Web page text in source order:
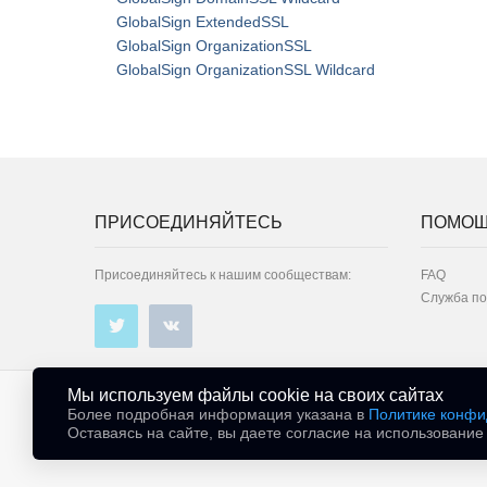
GlobalSign ExtendedSSL
GlobalSign OrganizationSSL
GlobalSign OrganizationSSL Wildcard
ПРИСОЕДИНЯЙТЕСЬ
Присоединяйтесь к нашим сообществам:
FAQ
Служба
2026. АО «Облако»
карта сайта >
все
Мы используем файлы cookie на своих сайтах
Более подробная информация указана в Политике
Оставаясь на сайте, вы даете согласие на